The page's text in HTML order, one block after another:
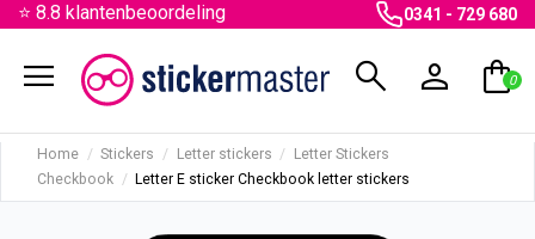
⭐ 8.8 klantenbeoordeling 0341 - 729 680
menu search person shopping_bag
0
Home Stickers Letter stickers
Letter Stickers
Checkbook
Letter E sticker Checkbook letter stickers